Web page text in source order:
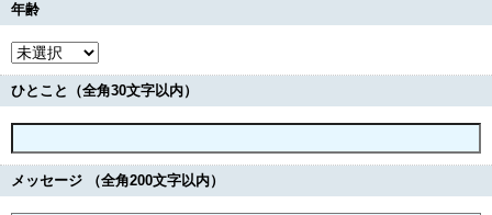
年齢
ひとこと（全角30文字以内）
メッセージ （全角200文字以内）